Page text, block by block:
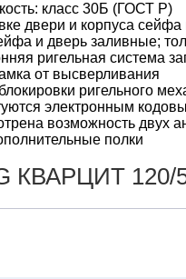
класс 30Б (ГОСТ Р)
двери и корпуса сейфа
и дверь заливные;
ригельная система
от высверливания
ригельного
электронным
возможность двух
полки
КВАРЦИТ 120/